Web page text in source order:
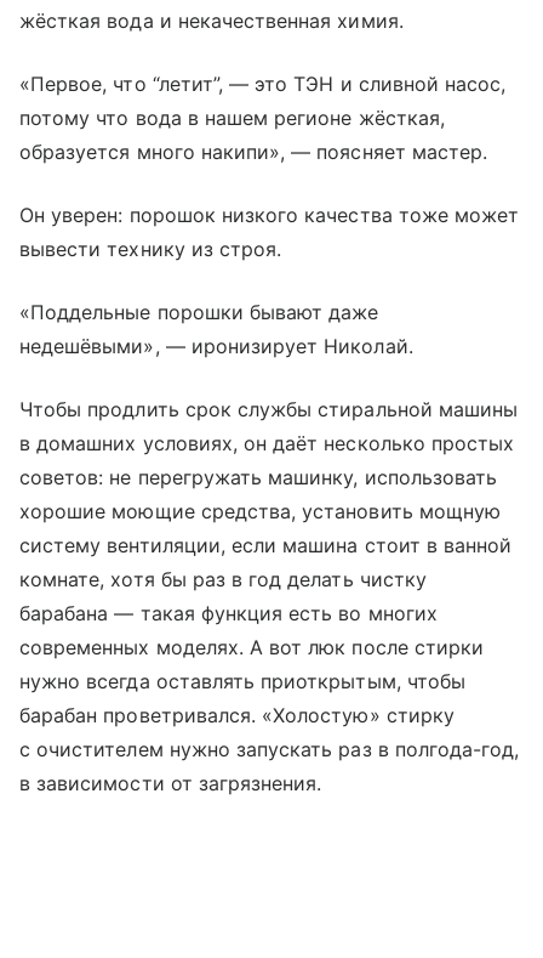
жёсткая вода и некачественная химия.
«Первое, что “летит”, — это ТЭН и сливной насос,
потому что вода в нашем регионе жёсткая,
образуется много накипи», — поясняет мастер.
Он уверен: порошок низкого качества тоже может
вывести технику из строя.
«Поддельные порошки бывают даже
недешёвыми», — иронизирует Николай.
Чтобы продлить срок службы стиральной машины
в домашних условиях, он даёт несколько простых
советов: не перегружать машинку, использовать
хорошие моющие средства, установить мощную
систему вентиляции, если машина стоит в ванной
комнате, хотя бы раз в год делать чистку
барабана — такая функция есть во многих
современных моделях. А вот люк после стирки
нужно всегда оставлять приоткрытым, чтобы
барабан проветривался. «Холостую» стирку
с очистителем нужно запускать раз в полгода-год,
в зависимости от загрязнения.